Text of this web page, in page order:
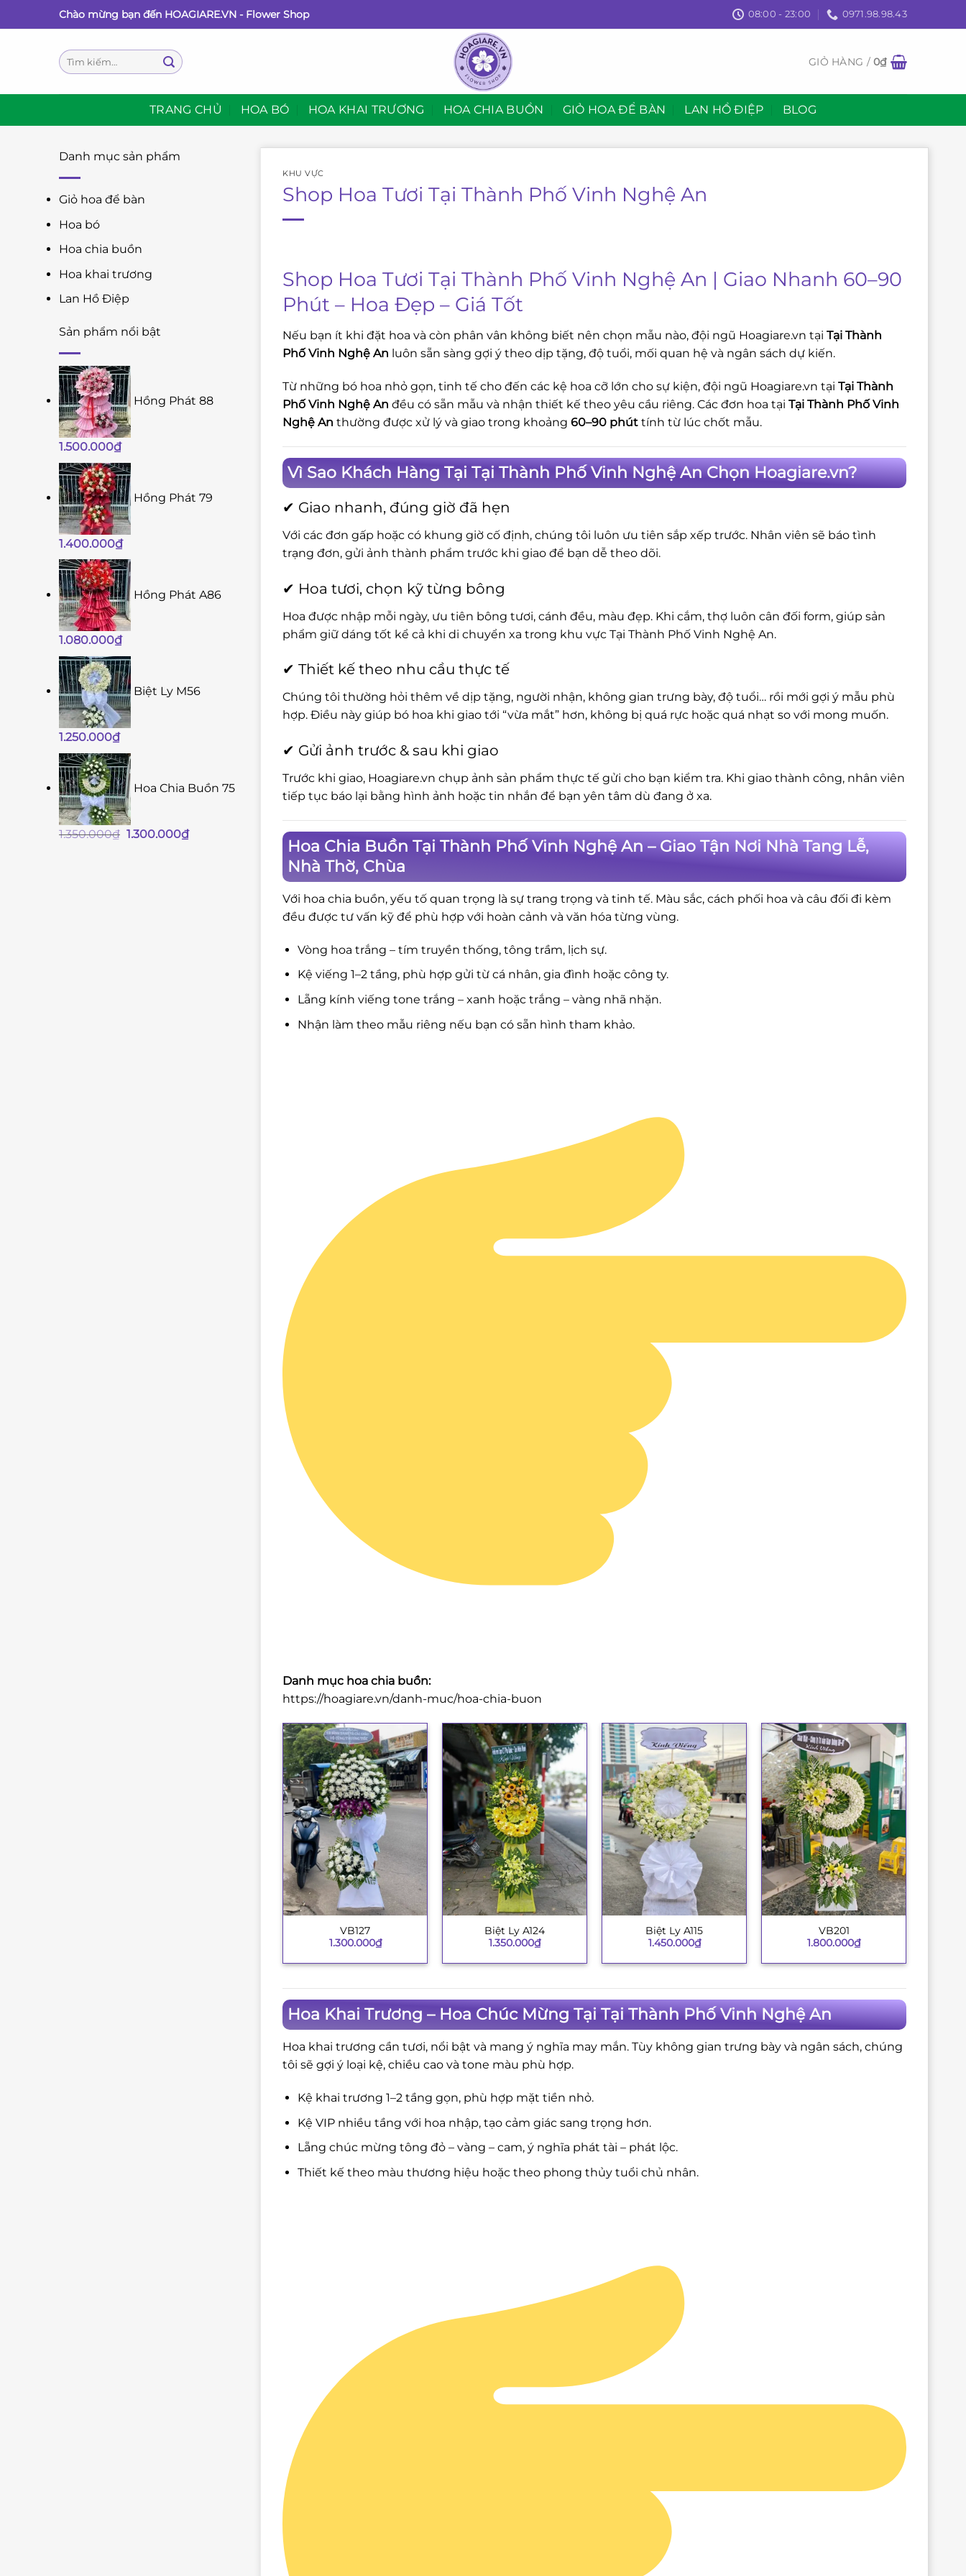
qua
Chào mừng bạn đến HOAGIARE.VN - Flower Shop 08:00 - 23:00 0971.98.98.43
Tìm
kiếm:
GIỎ HÀNG /0₫
TRANG CHỦ HOA BÓ HOA KHAI TRƯƠNG HOA CHIA BUỒN GIỎ HOA ĐỂ BÀN LAN HỒ ĐIỆP BLOG
Danh mục sản phẩm
Giỏ hoa để bàn
Hoa bó
Hoa chia buồn
Hoa khai trương
Lan Hồ Điệp
Sản phẩm nổi bật
Hồng Phát 88
1.500.000₫
Hồng Phát 79
1.400.000₫
Hồng Phát A86
1.080.000₫
Biệt Ly M56
1.250.000₫
Hoa Chia Buồn 75
1.350.000₫ Giá
1.300.000₫Giá
KHU VỰC
Shop Hoa Tươi Tại Thành Phố Vinh Nghệ An
Shop Hoa Tươi Tại Thành Phố Vinh Nghệ An | Giao Nhanh 60–90
Phút – Hoa Đẹp – Giá Tốt
Nếu bạn ít khi đặt hoa và còn phân vân không biết nên chọn mẫu nào, đội ngũ Hoagiare.vn tại Tại Thành
Phố Vinh Nghệ An luôn sẵn sàng gợi ý theo dịp tặng, độ tuổi, mối quan hệ và ngân sách dự kiến.
Từ những bó hoa nhỏ gọn, tinh tế cho đến các kệ hoa cỡ lớn cho sự kiện, đội ngũ Hoagiare.vn tại Tại Thành
Phố Vinh Nghệ An đều có sẵn mẫu và nhận thiết kế theo yêu cầu riêng. Các đơn hoa tại Tại Thành Phố Vinh
Nghệ An thường được xử lý và giao trong khoảng 60–90 phút tính từ lúc chốt mẫu.
Vì Sao Khách Hàng Tại Tại Thành Phố Vinh Nghệ An Chọn Hoagiare.vn?
✔ Giao nhanh, đúng giờ đã hẹn
Với các đơn gấp hoặc có khung giờ cố định, chúng tôi luôn ưu tiên sắp xếp trước. Nhân viên sẽ báo tình
trạng đơn, gửi ảnh thành phẩm trước khi giao để bạn dễ theo dõi.
✔ Hoa tươi, chọn kỹ từng bông
Hoa được nhập mỗi ngày, ưu tiên bông tươi, cánh đều, màu đẹp. Khi cắm, thợ luôn cân đối form, giúp sản
phẩm giữ dáng tốt kể cả khi di chuyển xa trong khu vực Tại Thành Phố Vinh Nghệ An.
✔ Thiết kế theo nhu cầu thực tế
Chúng tôi thường hỏi thêm về dịp tặng, người nhận, không gian trưng bày, độ tuổi… rồi mới gợi ý mẫu phù
hợp. Điều này giúp bó hoa khi giao tới “vừa mắt” hơn, không bị quá rực hoặc quá nhạt so với mong muốn.
✔ Gửi ảnh trước & sau khi giao
Trước khi giao, Hoagiare.vn chụp ảnh sản phẩm thực tế gửi cho bạn kiểm tra. Khi giao thành công, nhân viên
tiếp tục báo lại bằng hình ảnh hoặc tin nhắn để bạn yên tâm dù đang ở xa.
Hoa Chia Buồn Tại Thành Phố Vinh Nghệ An – Giao Tận Nơi Nhà Tang Lễ,
Nhà Thờ, Chùa
Với hoa chia buồn, yếu tố quan trọng là sự trang trọng và tinh tế. Màu sắc, cách phối hoa và câu đối đi kèm
đều được tư vấn kỹ để phù hợp với hoàn cảnh và văn hóa từng vùng.
Vòng hoa trắng – tím truyền thống, tông trầm, lịch sự.
Kệ viếng 1–2 tầng, phù hợp gửi từ cá nhân, gia đình hoặc công ty.
Lẵng kính viếng tone trắng – xanh hoặc trắng – vàng nhã nhặn.
Nhận làm theo mẫu riêng nếu bạn có sẵn hình tham khảo.
Danh mục hoa chia buồn:
https://hoagiare.vn/danh-muc/hoa-chia-buon
VB127
1.300.000₫
Biệt Ly A124
1.350.000₫
Biệt Ly A115
1.450.000₫
VB201
1.800.000₫
Hoa Khai Trương – Hoa Chúc Mừng Tại Tại Thành Phố Vinh Nghệ An
Hoa khai trương cần tươi, nổi bật và mang ý nghĩa may mắn. Tùy không gian trưng bày và ngân sách, chúng
tôi sẽ gợi ý loại kệ, chiều cao và tone màu phù hợp.
Kệ khai trương 1–2 tầng gọn, phù hợp mặt tiền nhỏ.
Kệ VIP nhiều tầng với hoa nhập, tạo cảm giác sang trọng hơn.
Lẵng chúc mừng tông đỏ – vàng – cam, ý nghĩa phát tài – phát lộc.
Thiết kế theo màu thương hiệu hoặc theo phong thủy tuổi chủ nhân.